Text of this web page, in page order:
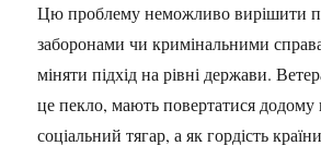
Цю проблему неможливо вирішити
заборонами чи кримінальними
міняти підхід на рівні держави.
це пекло, мають повертатися додому
соціальний тягар, а як гордість